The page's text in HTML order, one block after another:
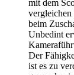
mit dem
vergleichen
beim
Unbedint
Der
ist es zu